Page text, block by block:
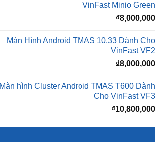
VinFast Minio Green
₫8,000,000
Màn Hình Android TMAS 10.33 Dành Cho
VinFast VF2
₫8,000,000
Màn hình Cluster Android TMAS T600 Dành
Cho VinFast VF3
₫10,800,000